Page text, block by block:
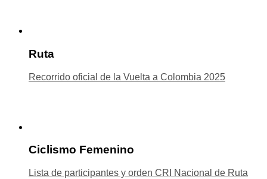
Ruta
Recorrido oficial de la Vuelta a Colombia 2025
Ciclismo Femenino
Lista de participantes y orden CRI Nacional de Ruta